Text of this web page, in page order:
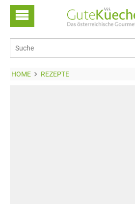
HOME REZEPTE